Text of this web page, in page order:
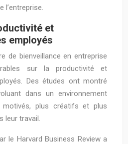
l’entreprise.
et
employés
de bienveillance en entreprise
sur la productivité et
Des études ont montré
dans un environnement
motivés, plus créatifs et plus
leur travail.
le Harvard Business Review a